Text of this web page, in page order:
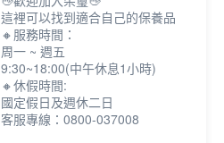
這裡可以找到適合自己的保養品
🔸服務時間：
周一 ~ 週五
9:30~18:00(中午休息1小時)
🔸休假時間:
國定假日及週休二日
客服專線：0800-037008